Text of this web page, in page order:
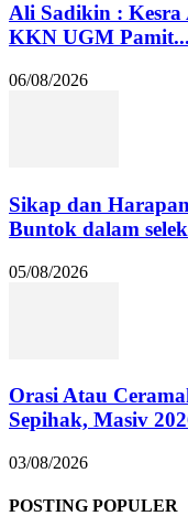
Ali Sadikin :
KKN UGM Pamit...
06/08/2026
Sikap dan
Buntok dalam
05/08/2026
Orasi Atau
Sepihak, Masiv
03/08/2026
POSTING POPULER